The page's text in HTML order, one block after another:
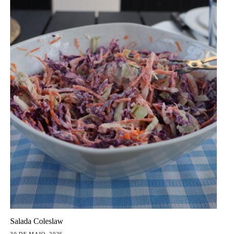
Salada Coleslaw